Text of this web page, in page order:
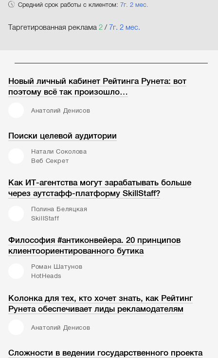
Средний срок работы с клиентом:7г. 2 мес.
Таргетированная реклама 2 /7г. 2 мес.
Новый личный кабинет Рейтинга Рунета: вот
поэтому всё так произошло…
Анатолий Денисов
Поиски целевой аудитории
Натали Соколова
Веб Секрет
Как ИТ-агентства могут зарабатывать больше
через аутстафф-платформу SkillStaff?
Полина Беляцкая
SkillStaff
Философия #антиконвейера. 20 принципов
клиентоориентированного бутика
Роман Шатунов
HotHeads
Колонка для тех, кто хочет знать, как Рейтинг
Рунета обеспечивает лиды рекламодателям
Анатолий Денисов
Сложности в ведении государственного проекта